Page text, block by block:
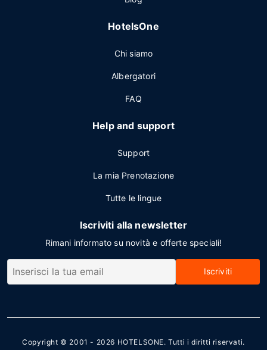
HotelsOne
Chi siamo
Albergatori
FAQ
Help and support
Support
La mia Prenotazione
Tutte le lingue
Iscriviti alla newsletter
Rimani informato su novità e offerte speciali!
Iscriviti
Copyright © 2001 - 2026 HOTELSONE. Tutti i diritti riservati.